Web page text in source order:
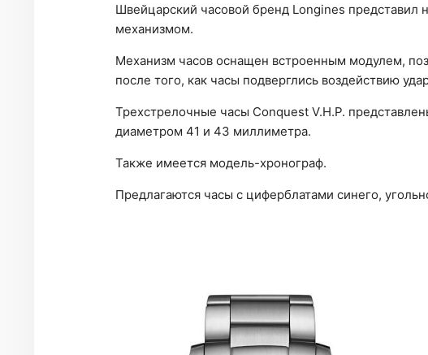
Швейцарский часовой бренд Longines
механизмом.
Механизм часов оснащен встроенным модулем,
после того, как часы подверглись воздействию
Трехстрелочные часы Conquest V.H.P.
диаметром 41 и 43 миллиметра.
Также имеется модель-хронограф.
Предлагаются часы с циферблатами синего,